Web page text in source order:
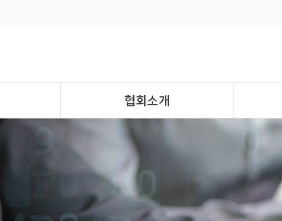
협회소개